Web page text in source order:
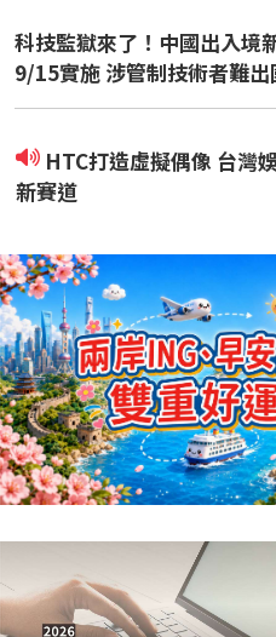
科技監獄來了！中國出入境
9/15實施 涉管制技術者難出
新賽道